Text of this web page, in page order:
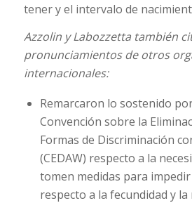
tener y el intervalo de
Azzolin y Labozzetta también
pronunciamientos de otros
internacionales:
Remarcaron lo sostenido
Convención sobre la
Formas de Discriminación
(CEDAW) respecto a la
tomen medidas para
respecto a la fecundidad y